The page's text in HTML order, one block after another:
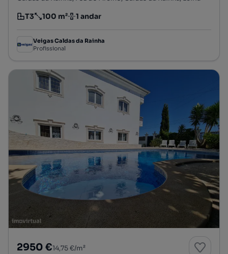
Tipologia
T3
Preço por metro quadrado
100 m²
Andar 1 andar
Veigas Caldas da Rainha
Profissional
2950 €14,75 €/m²